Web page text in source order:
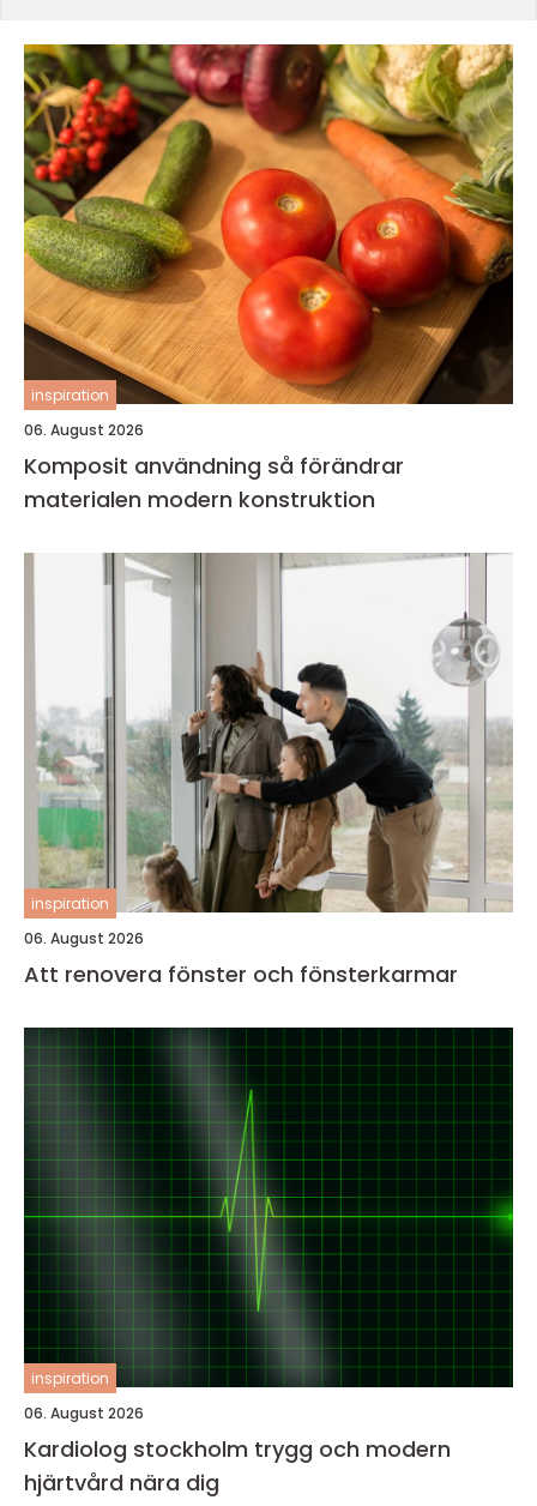
inspiration
06. August 2026
Komposit användning så förändrar
materialen modern konstruktion
inspiration
06. August 2026
Att renovera fönster och fönsterkarmar
inspiration
06. August 2026
Kardiolog stockholm trygg och modern
hjärtvård nära dig